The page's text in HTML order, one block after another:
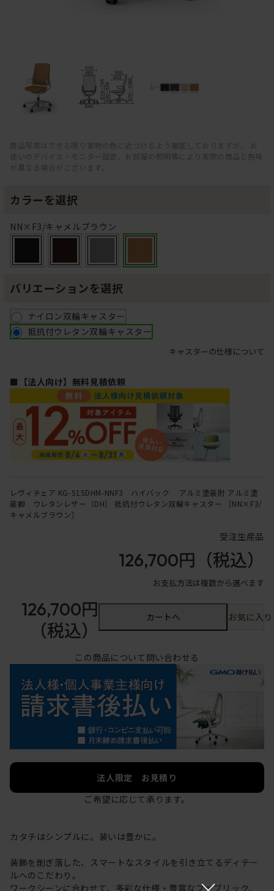
商品写真はできる限り実物の色に近づけるよう徹底しておりますが、 お
使いのデバイス・モニター設定、お部屋の照明等により実際の商品と色味
が異なる場合がございます。
カラーを選択
NN×F3/キャメルブラウン
バリエーションを選択
ナイロン双輪キャスター
抵抗付ウレタン双輪キャスター
キャスターの仕様について
■【法人向け】無料見積依頼
レヴィチェア KG-515DHM-NNF3 ハイバック アルミ塗装肘 アルミ塗
装脚 ウレタンレザー（DH） 抵抗付ウレタン双輪キャスター ［NN×F3/
キャメルブラウン］
受注生産品
126,700円 （税込）
お支払方法は複数から選べます
126,700円
（税込）
カートへ お気に入
この商品について問い合わせる
法人限定 お見積り
ご希望に応じて承ります。
カタチはシンプルに。装いは豊かに。
装飾を削ぎ落した、スマートなスタイルを引き立てるディテー
ルへのこだわり。
ワークシーンに合わせて、多彩な仕様・豊富なファブリック、